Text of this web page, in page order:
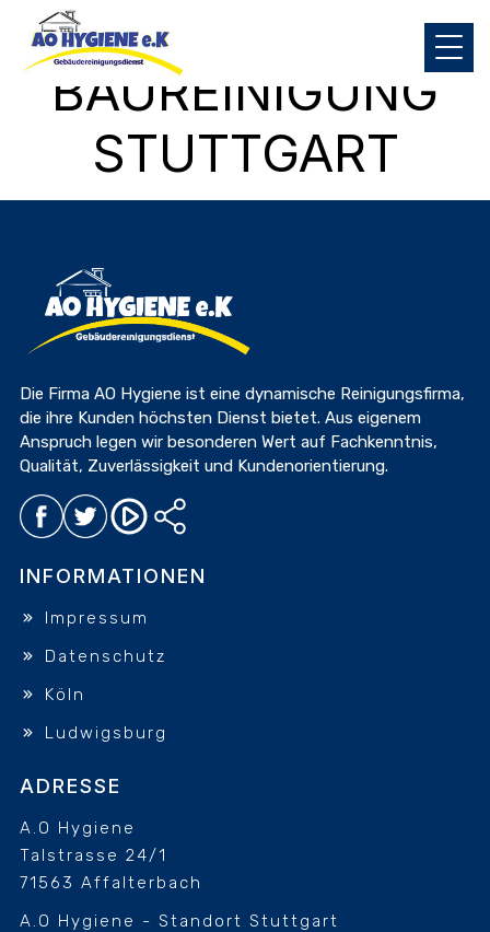
BAUREINIGUNG
STUTTGART
Die Firma AO Hygiene ist eine dynamische Reinigungsfirma,
die ihre Kunden höchsten Dienst bietet. Aus eigenem
Anspruch legen wir besonderen Wert auf Fachkenntnis,
Qualität, Zuverlässigkeit und Kundenorientierung.
INFORMATIONEN
Impressum
Datenschutz
Köln
Ludwigsburg
ADRESSE
A.O Hygiene
Talstrasse 24/1
71563 Affalterbach
A.O Hygiene - Standort Stuttgart